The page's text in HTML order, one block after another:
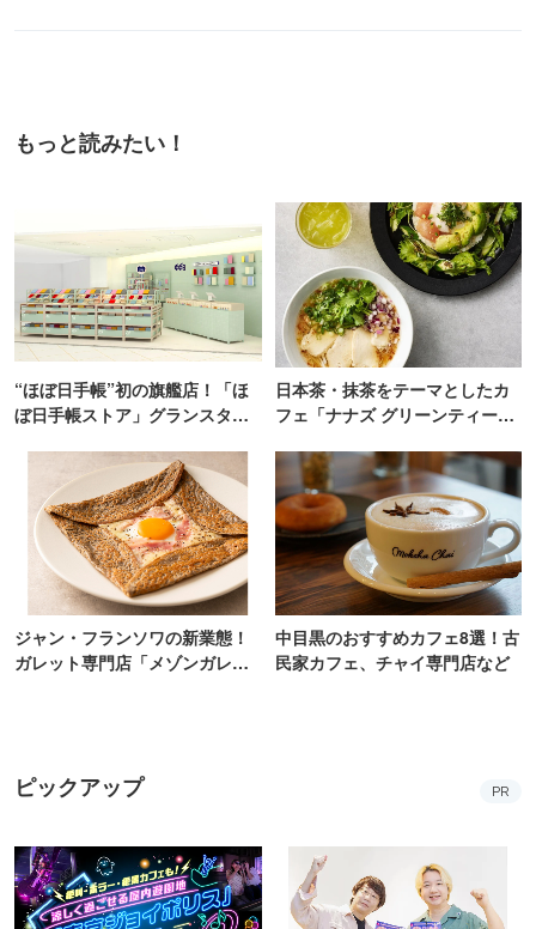
もっと読みたい！
“ほぼ日手帳”初の旗艦店！「ほ
ぼ日手帳ストア」グランスタ東
日本茶・抹茶をテーマとしたカ
フェ「ナナズ グリーンティー」
ジャン・フランソワの新業態！
ガレット専門店「メゾンガレッ
中目黒のおすすめカフェ8選！古
民家カフェ、チャイ専門店など
ピックアップ PR